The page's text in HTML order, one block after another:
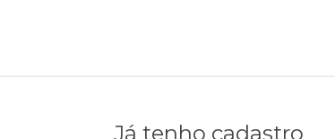
Já tenho cadastro